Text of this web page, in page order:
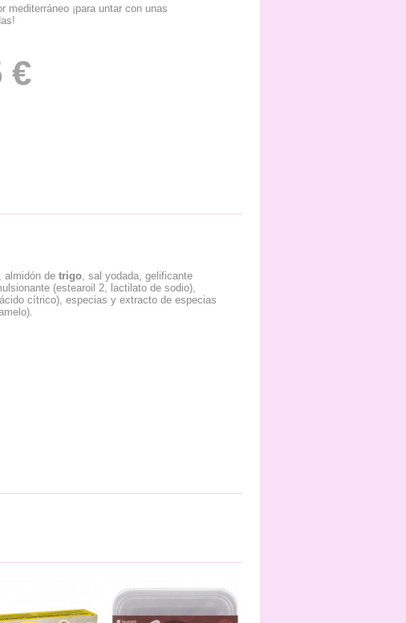
mediterráneo ¡para untar con unas
€
almidón de trigo, sal yodada, gelificante
(estearoil 2, lactilato de sodio),
cítrico), especias y extracto de especias